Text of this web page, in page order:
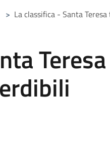
> La classifica - Santa